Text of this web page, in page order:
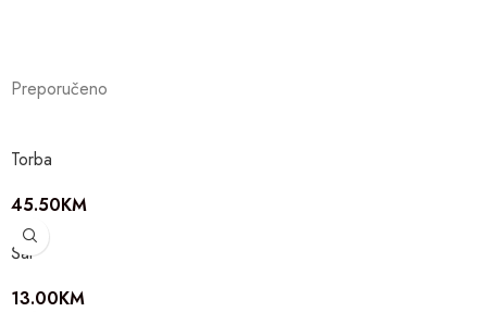
Preporučeno
Torba
45.50KM
Šal
13.00KM